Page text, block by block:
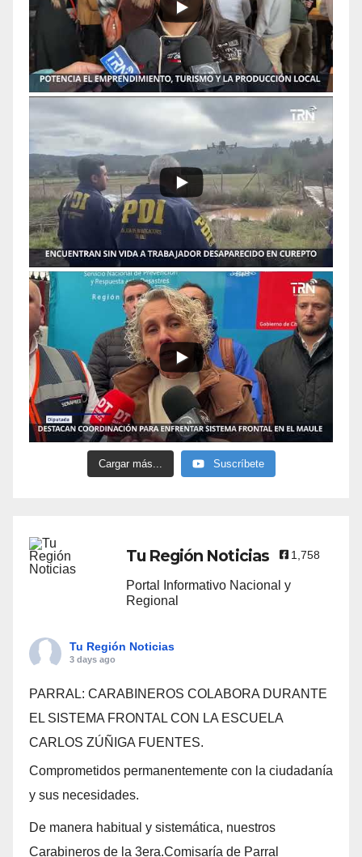
Cargar más... Suscríbete
Tu Región Noticias 1,758
Portal Informativo Nacional y
Regional
Tu Región Noticias
3 days ago
PARRAL: CARABINEROS COLABORA DURANTE
EL SISTEMA FRONTAL CON LA ESCUELA
CARLOS ZÚÑIGA FUENTES.
Comprometidos permanentemente con la ciudadanía
y sus necesidades.
De manera habitual y sistemática, nuestros
Carabineros de la 3era.Comisaría de Parral